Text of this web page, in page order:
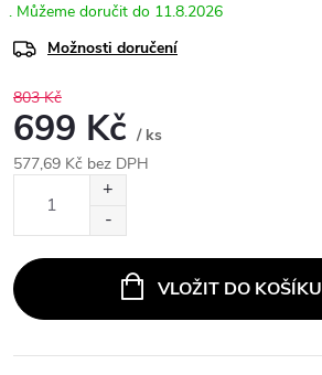
11.8.2026
Možnosti doručení
803 Kč
699 Kč / ks
577,69 Kč bez DPH
VLOŽIT DO KOŠÍKU